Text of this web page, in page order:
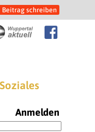
Beitrag schreiben
Anmelden